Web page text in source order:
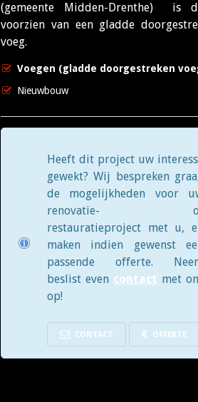
(gemeente Midden-Drenthe) is
voorzien van een gladde
voeg.
Voegen (gladde doorgestreken
Nieuwbouw
Heeft dit project uw
gewekt? Wij bespreken
de mogelijkheden voor
renovatie-
restauratieproject met u,
maken indien gewenst
passende offerte.
beslist even contact met
op!
CONTACT OFFERTE